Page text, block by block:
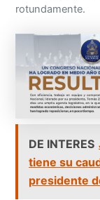
rotundamente.
DE INTERES
tiene su
presidente